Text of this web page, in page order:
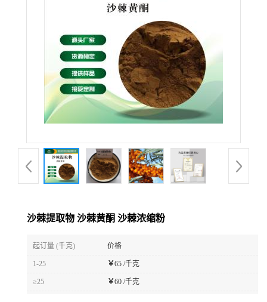
沙棘提取物 沙棘黄酮 沙棘浓缩粉
起订量 (千克) 价格
1-25 ￥65 /千克
≥25 ￥60 /千克